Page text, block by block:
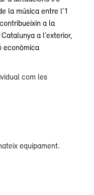
la música entre l’1
a la
a l’exterior,
econòmica
com les
equipament.